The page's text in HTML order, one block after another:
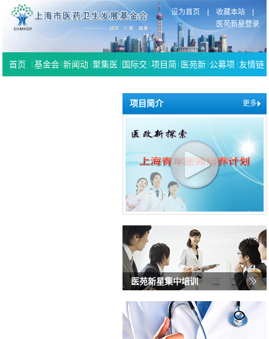
设为首页
收藏本站
医苑新星登录
首页 基金会 新闻动 聚集医 国际交 项目简 医苑新 公募项 友情链
项目简介
更多
医苑新星集中培训